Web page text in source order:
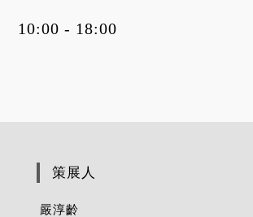
10:00 - 18:00
策展人
嚴淳齡